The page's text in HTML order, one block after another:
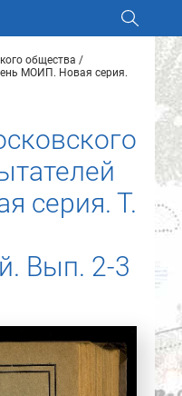
общества
МОИП. Новая серия.
серия. Т.
Вып. 2-3